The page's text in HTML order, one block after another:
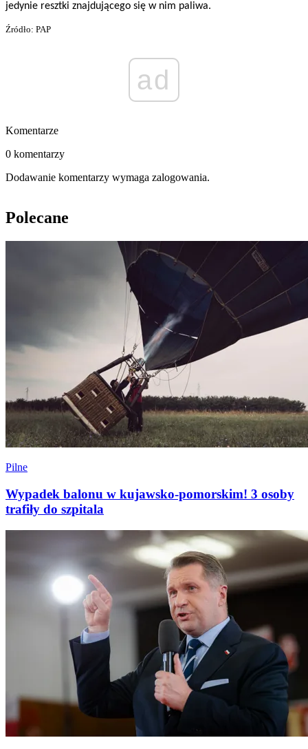
jedynie resztki znajdującego się w nim paliwa.
Źródło: PAP
ad
Komentarze
0 komentarzy
Dodawanie komentarzy wymaga zalogowania.
Polecane
Pilne
Wypadek balonu w kujawsko-pomorskim! 3 osoby
trafiły do szpitala